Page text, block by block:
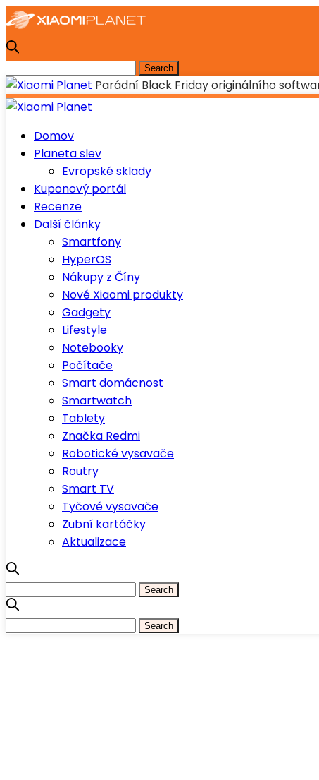
Parádní Black Friday originálního
Domov
Planeta slev
Evropské sklady
Kuponový portál
Recenze
Další články
Smartfony
HyperOS
Nákupy z Číny
Nové Xiaomi produkty
Gadgety
Lifestyle
Notebooky
Počítače
Smart domácnost
Smartwatch
Tablety
Značka Redmi
Robotické vysavače
Routry
Smart TV
Tyčové vysavače
Zubní kartáčky
Aktualizace